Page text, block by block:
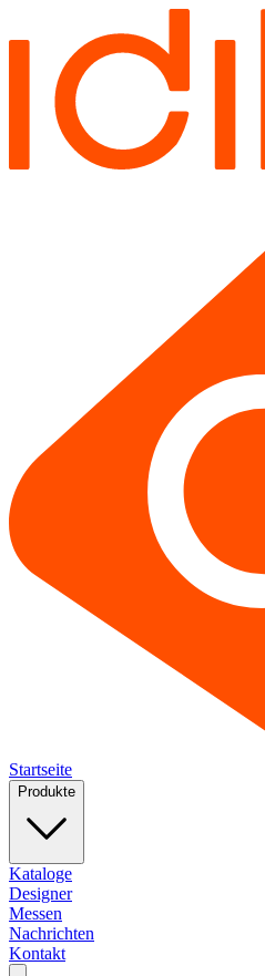
Startseite
Produkte
Kataloge
Designer
Messen
Nachrichten
Kontakt